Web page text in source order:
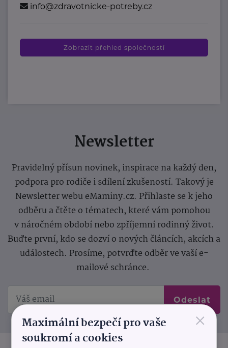
info@zdravotnicke-potreby.cz
Zobrazit přehled společností
Newsletter
Pravidelný přísun novinek, inspirace na každý den,
podpora pro rodiče i sdílení zkušeností. Takový je
Newsletter webu eMaminy.cz. Přihlaste se k jeho
odběru a čtěte o tématech, které vám pomohou
v náročném období nebo zpříjemní rodinný život.
Buďte první, kdo se dozví o nových článcích, akcích a
událostech. Prosíme, potvrďte odběr ve vaší e-
mailové schránce.
Odeslat
×
Maximální bezpečí pro vaše
soukromí a cookies